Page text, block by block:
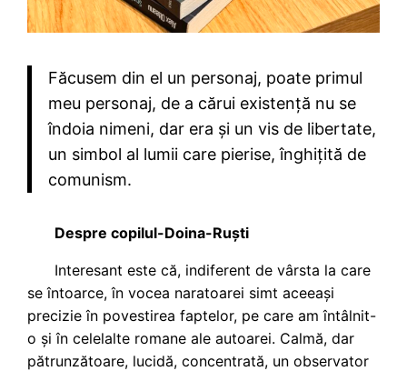
Făcusem din el un personaj, poate primul
meu personaj, de a cărui existență nu se
îndoia nimeni, dar era și un vis de libertate,
un simbol al lumii care pierise, înghițită de
comunism.
Despre copilul-Doina-Ruști
Interesant este că, indiferent de vârsta la care
se întoarce, în vocea naratoarei simt aceeași
precizie în povestirea faptelor, pe care am întâlnit-
o și în celelalte romane ale autoarei. Calmă, dar
pătrunzătoare, lucidă, concentrată, un observator